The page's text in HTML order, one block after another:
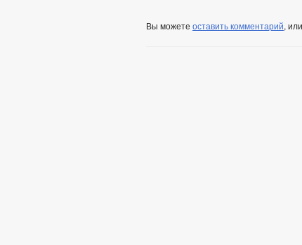
Вы можете оставить комментарий, или